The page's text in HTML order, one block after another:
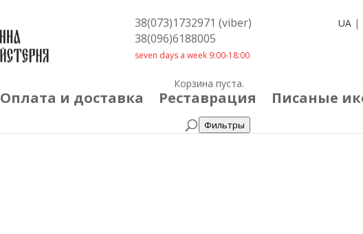
38(073)1732971 (viber)
38(096)6188005
seven days a week 9:00-18:00
UA |
Корзина пуста.
Оплата и доставка Реставрация Писаные
Фильтры